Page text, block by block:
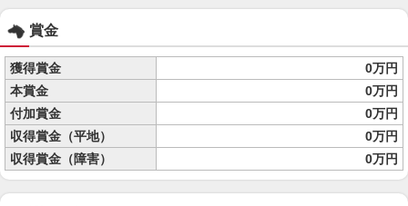
賞金
獲得賞金
0万円
本賞金
0万円
付加賞金
0万円
収得賞金（平地）
0万円
収得賞金（障害）
0万円